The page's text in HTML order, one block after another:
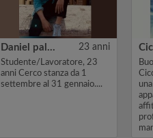
Daniel palma 23 anni
Studente/Lavoratore, 23
anni Cerco stanza da 1
settembre al 31 gennaio....